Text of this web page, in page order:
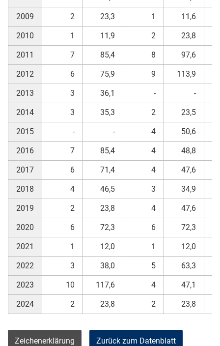
2009 2 23,3 1 11,6
2010 1 11,9 2 23,8
2011 7 85,4 8 97,6
2012 6 75,9 9 113,9
2013 3 36,1 - -
2014 3 35,3 2 23,5
2015 - - 4 50,6
2016 7 85,4 4 48,8
2017 6 71,4 4 47,6
2018 4 46,5 3 34,9
2019 2 23,8 4 47,6
2020 6 72,3 6 72,3
2021 1 12,0 1 12,0
2022 3 38,0 5 63,3
2023 10 117,6 4 47,1
2024 2 23,8 2 23,8
Zeichenerklärung Zurück zum Datenblatt